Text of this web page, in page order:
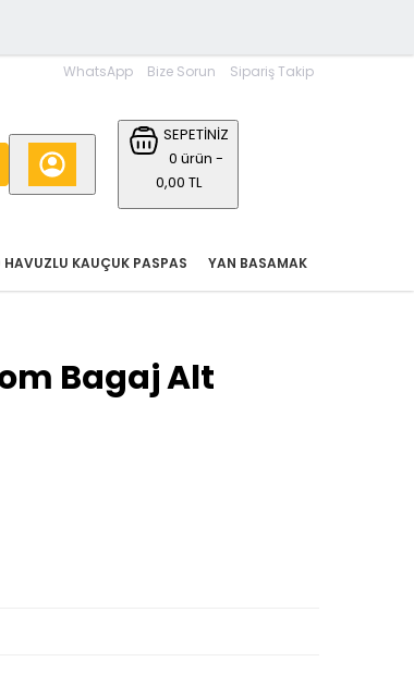
WhatsApp Bize Sorun Sipariş Takip
SEPETİNİZ
0 ürün -
0,00 TL
YAN BASAMAK
HAVUZLU KAUÇUK PASPAS
Bagaj Alt